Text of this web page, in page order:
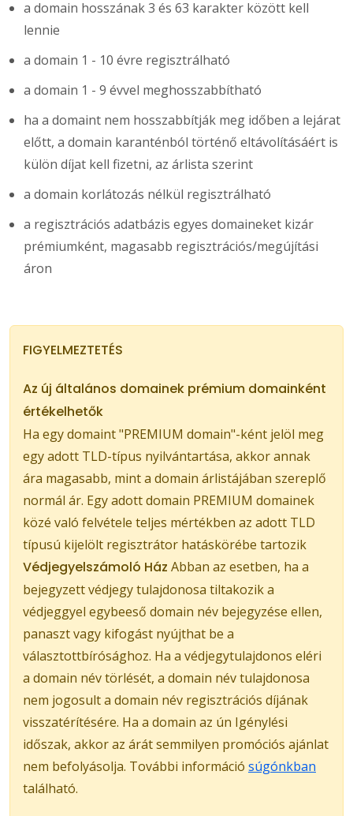
a domain hosszának 3 és 63 karakter között kell
lennie
a domain 1 - 10 évre regisztrálható
a domain 1 - 9 évvel meghosszabbítható
ha a domaint nem hosszabbítják meg időben a lejárat
előtt, a domain karanténból történő eltávolításáért is
külön díjat kell fizetni, az árlista szerint
a domain korlátozás nélkül regisztrálható
a regisztrációs adatbázis egyes domaineket kizár
prémiumként, magasabb regisztrációs/megújítási
áron
FIGYELMEZTETÉS
Az új általános domainek prémium domainként
értékelhetők
Ha egy domaint "PREMIUM domain"-ként jelöl meg
egy adott TLD-típus nyilvántartása, akkor annak
ára magasabb, mint a domain árlistájában szereplő
normál ár. Egy adott domain PREMIUM domainek
közé való felvétele teljes mértékben az adott TLD
típusú kijelölt regisztrátor hatáskörébe tartozik
Védjegyelszámoló Ház Abban az esetben, ha a
bejegyzett védjegy tulajdonosa tiltakozik a
védjeggyel egybeeső domain név bejegyzése ellen,
panaszt vagy kifogást nyújthat be a
választottbírósághoz. Ha a védjegytulajdonos eléri
a domain név törlését, a domain név tulajdonosa
nem jogosult a domain név regisztrációs díjának
visszatérítésére. Ha a domain az ún Igénylési
időszak, akkor az árát semmilyen promóciós ajánlat
nem befolyásolja. További információ súgónkban
található.